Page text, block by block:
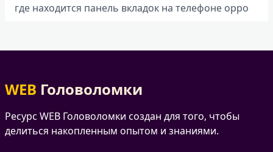
где находится панель вкладок на телефоне oppo
WEB Головоломки
Ресурс WEB Головоломки создан для того, чтобы
делиться накопленным опытом и знаниями.